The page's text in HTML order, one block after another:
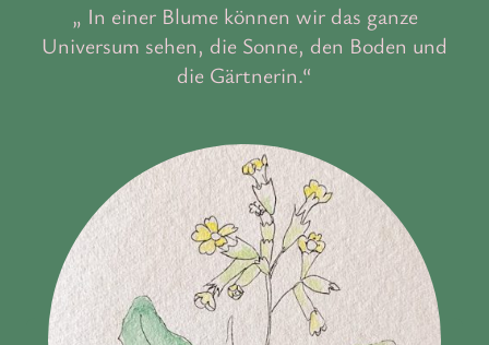
„ In einer Blume können wir das ganze
Universum sehen, die Sonne, den Boden und
die Gärtnerin.“